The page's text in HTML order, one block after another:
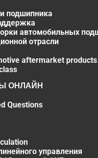
подшипника
автомобильных
отрасли
aftermarket products
ОНЛАЙН
Questions
управления